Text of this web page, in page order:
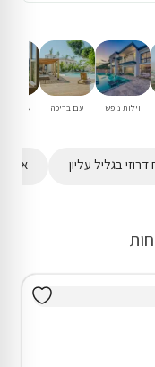
וילות נופש עם בריכה שומרי
דרוזי בגליל עליון